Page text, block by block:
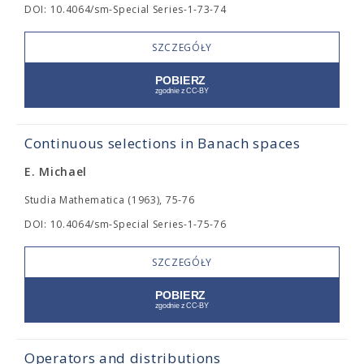
DOI: 10.4064/sm-Special Series-1-73-74
SZCZEGÓŁY
Continuous selections in Banach spaces
E. Michael
Studia Mathematica (1963), 75-76
DOI: 10.4064/sm-Special Series-1-75-76
SZCZEGÓŁY
Operators and distributions